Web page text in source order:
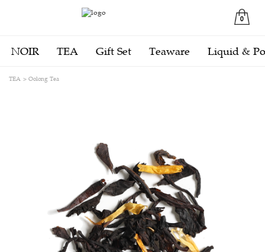
0
NOIR TEA Gift Set Teaware Liquid &
TEA Oolong Tea